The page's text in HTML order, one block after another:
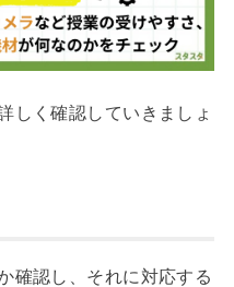
しく確認していきましょ
確認し、それに対応する